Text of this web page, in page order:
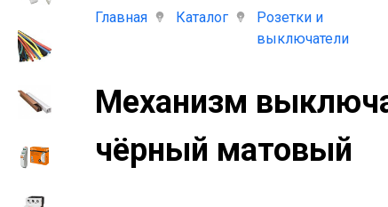
Главная Каталог
Розетки и
выключатели
Механизм
чёрный матовый